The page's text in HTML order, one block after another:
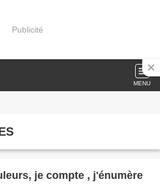
Publicité
MENU
je compte , j'énumère